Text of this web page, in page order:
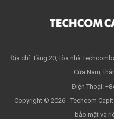
Địa chỉ: Tầng 20, tòa nhà
Cửa Nam,
Điện Thoại:
Copyright © 2026 - Techcom
bảo mật và